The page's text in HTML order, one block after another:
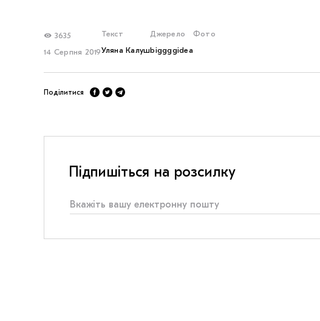
3635
14 Серпня 2019
Текст
Уляна Калуш
Джерело
biggggidea
Фото
Поділитися
Підпишіться на розсилку